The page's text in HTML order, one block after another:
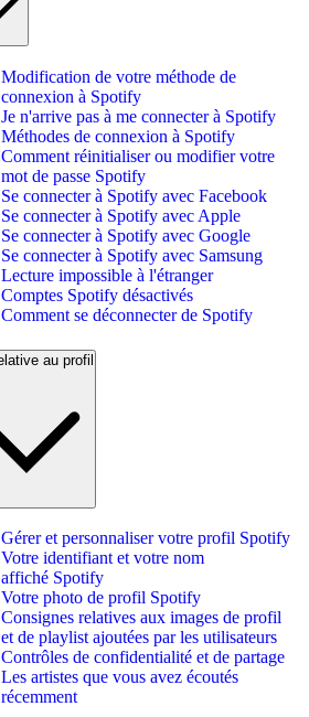
Modification de votre méthode de
connexion à Spotify
Je n'arrive pas à me connecter à Spotify
Méthodes de connexion à Spotify
Comment réinitialiser ou modifier votre
mot de passe Spotify
Se connecter à Spotify avec Facebook
Se connecter à Spotify avec Apple
Se connecter à Spotify avec Google
Se connecter à Spotify avec Samsung
Lecture impossible à l'étranger
Comptes Spotify désactivés
Comment se déconnecter de Spotify
au profil
Gérer et personnaliser votre profil Spotify
Votre identifiant et votre nom
affiché Spotify
Votre photo de profil Spotify
Consignes relatives aux images de profil
et de playlist ajoutées par les utilisateurs
Contrôles de confidentialité et de partage
Les artistes que vous avez écoutés
récemment